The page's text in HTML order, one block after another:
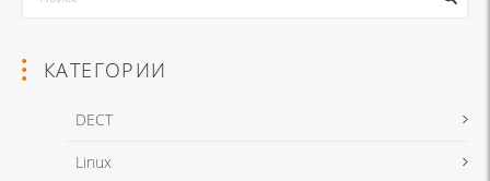
КАТЕГОРИИ
DECT
Linux